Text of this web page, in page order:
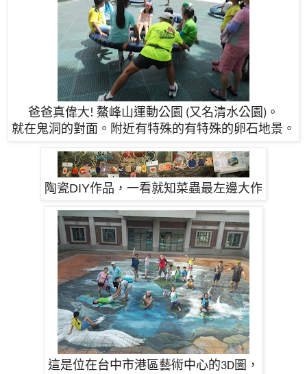
爸爸真偉大! 鰲峰山運動公園 (又名清水公園 ) 。
就在鬼洞的對面。附近有特殊的有特殊的卵石地景。
陶瓷DIY作品，一看就知 菜蟲最左邊大作
這是位在台中市港區藝術中心的3D圖，